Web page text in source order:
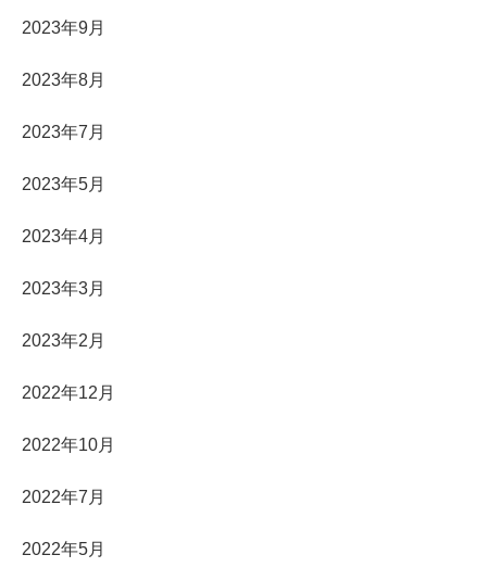
2023年9月
2023年8月
2023年7月
2023年5月
2023年4月
2023年3月
2023年2月
2022年12月
2022年10月
2022年7月
2022年5月